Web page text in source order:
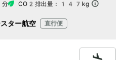
CO2排出量： 147kg
ター航空 直行便